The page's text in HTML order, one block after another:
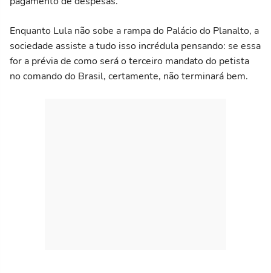
Enquanto Lula não sobe a rampa do Palácio do Planalto, a
sociedade assiste a tudo isso incrédula pensando: se essa
for a prévia de como será o terceiro mandato do petista
no comando do Brasil, certamente, não terminará bem.